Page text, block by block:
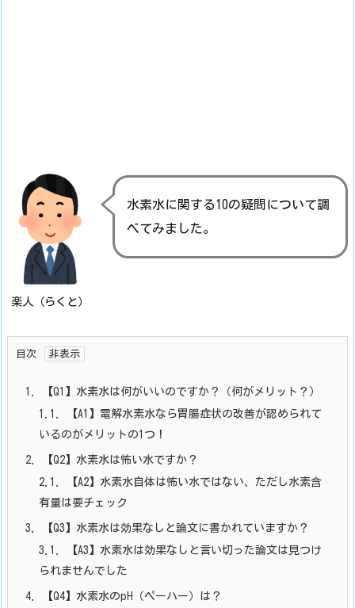
楽人（らくと）
水素水に関する10の疑問について調
べてみました。
目次
1.
【Q1】水素水は何がいいのですか？（何がメリット？）
1.1.
【A1】電解水素水なら胃腸症状の改善が認められて
いるのがメリットの1つ！
2.
【Q2】水素水は怖い水ですか？
2.1.
【A2】水素水自体は怖い水ではない、ただし水素含
有量は要チェック
3.
【Q3】水素水は効果なしと論文に書かれていますか？
3.1.
【A3】水素水は効果なしと言い切った論文は見つけ
られませんでした
4.
【Q4】水素水のpH（ペーハー）は？